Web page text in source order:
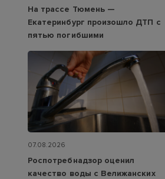
На трассе Тюмень —
Екатеринбург произошло ДТП с
пятью погибшими
07.08.2026
Роспотребнадзор оценил
качество воды с Велижанских